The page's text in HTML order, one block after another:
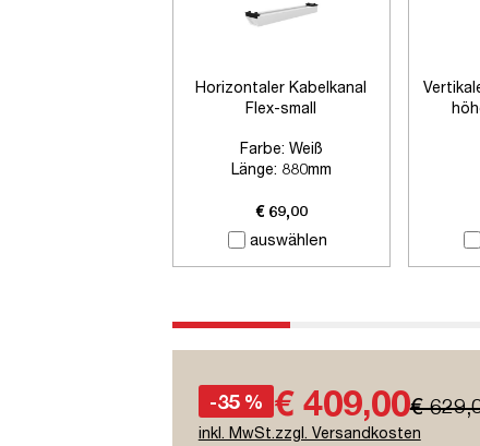
auswählen
Horizontaler Kabelkanal
Flex-small
Farbe: Weiß
Länge: 880mm
€ 69,00
-35 % € 409,00€
inkl. MwSt.zzgl. Versandkosten